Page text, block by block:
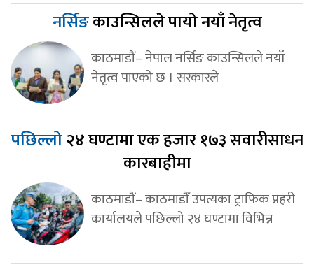
नर्सिङकाउन्सिलले पायो नयाँ नेतृत्व
काठमाडौं– नेपाल नर्सिङ काउन्सिलले नयाँ
नेतृत्व पाएको छ । सरकारले
पछिल्लो२४ घण्टामा एक हजार १७३ सवारीसाधन
कारबाहीमा
काठमाडौं– काठमाडौँ उपत्यका ट्राफिक प्रहरी
कार्यालयले पछिल्लो २४ घण्टामा विभिन्न